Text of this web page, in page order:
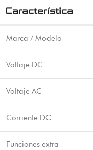
Característica
Marca / Modelo
Voltaje DC
Voltaje AC
Corriente DC
Funciones extra